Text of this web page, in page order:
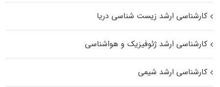
کارشناسی ارشد زیست‌ شناسی دریا
کارشناسی ارشد ژئوفیزیک و هواشناسی
کارشناسی ارشد شیمی